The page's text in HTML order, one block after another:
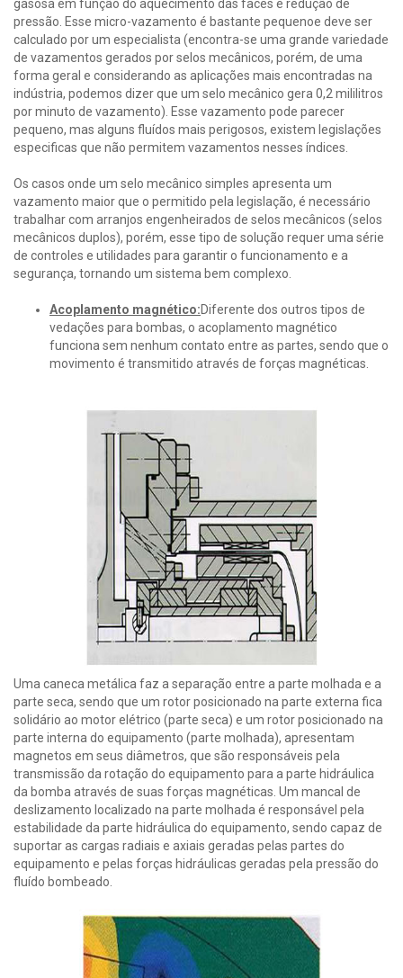
gasosa em função do aquecimento das faces e redução de
pressão. Esse micro-vazamento é bastante pequenoe deve ser
calculado por um especialista (encontra-se uma grande variedade
de vazamentos gerados por selos mecânicos, porém, de uma
forma geral e considerando as aplicações mais encontradas na
indústria, podemos dizer que um selo mecânico gera 0,2 mililitros
por minuto de vazamento). Esse vazamento pode parecer
pequeno, mas alguns fluídos mais perigosos, existem legislações
especificas que não permitem vazamentos nesses índices.
Os casos onde um selo mecânico simples apresenta um
vazamento maior que o permitido pela legislação, é necessário
trabalhar com arranjos engenheirados de selos mecânicos (selos
mecânicos duplos), porém, esse tipo de solução requer uma série
de controles e utilidades para garantir o funcionamento e a
segurança, tornando um sistema bem complexo.
Acoplamento magnético:Diferente dos outros tipos de
vedações para bombas, o acoplamento magnético
funciona sem nenhum contato entre as partes, sendo que o
movimento é transmitido através de forças magnéticas.
Uma caneca metálica faz a separação entre a parte molhada e a
parte seca, sendo que um rotor posicionado na parte externa fica
solidário ao motor elétrico (parte seca) e um rotor posicionado na
parte interna do equipamento (parte molhada), apresentam
magnetos em seus diâmetros, que são responsáveis pela
transmissão da rotação do equipamento para a parte hidráulica
da bomba através de suas forças magnéticas. Um mancal de
deslizamento localizado na parte molhada é responsável pela
estabilidade da parte hidráulica do equipamento, sendo capaz de
suportar as cargas radiais e axiais geradas pelas partes do
equipamento e pelas forças hidráulicas geradas pela pressão do
fluído bombeado.